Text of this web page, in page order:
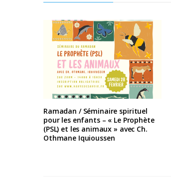
Ramadan / Séminaire spirituel
pour les enfants – « Le Prophète
(PSL) et les animaux » avec Ch.
Othmane Iquioussen